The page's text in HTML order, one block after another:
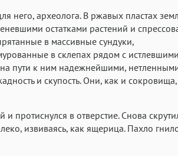
него, археолога. В ржавых пластах
остатками растений и
в массивные сундуки,
в склепах рядом с истлевшими
пути к ним надежнейшими,
и скупость. Они, как и сокровища,
протиснулся в отверстие. Снова
извиваясь, как ящерица. Пахло